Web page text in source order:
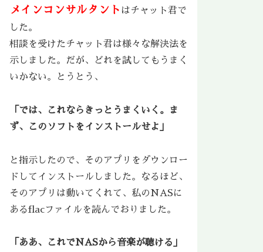
メインコンサルタント はチャット君で
した。
相談を受けたチャット君は様々な解決法を
示しました。だが、どれを試してもうまく
いかない。とうとう、
「では、これならきっとうまくいく。ま
ず、このソフトをインストールせよ」
と指示したので、そのアプリをダウンロー
ドしてインストールしました。なるほど、
そのアプリは動いてくれて、私のNASに
あるflacファイルを読んでおりました。
「ああ、これでNASから音楽が聴ける」